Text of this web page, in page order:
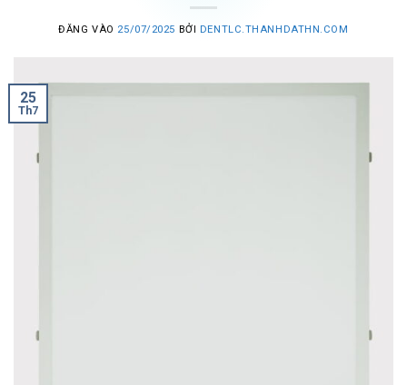
ĐĂNG VÀO 25/07/2025 BỞI DENTLC.THANHDATHN.COM
25
Th7